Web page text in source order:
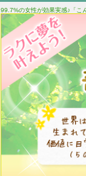
99.7%の女性が効果実感♪「こ